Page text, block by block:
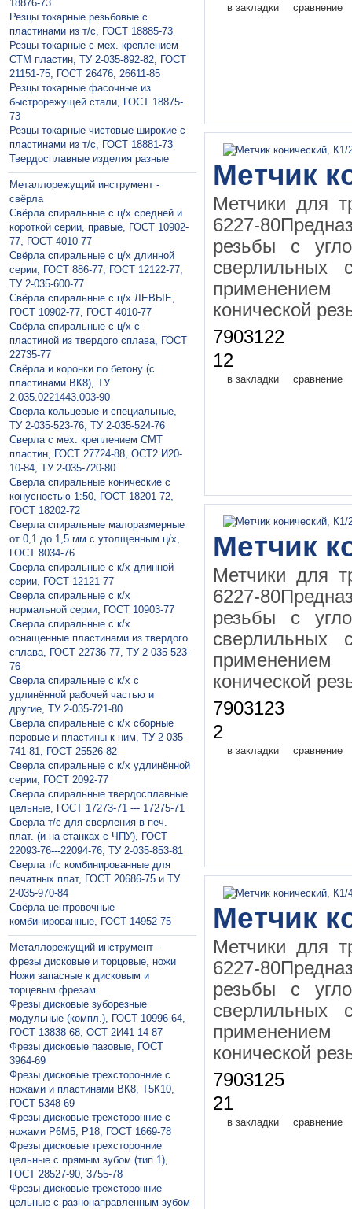
18876-73
Резцы токарные резьбовые с
пластинами из т/с, ГОСТ 18885-73
Резцы токарные с мех. креплением
СТМ пластин, ТУ 2-035-892-82, ГОСТ
21151-75, ГОСТ 26476, 26611-85
Резцы токарные фасочные из
быстрорежущей стали, ГОСТ 18875-
73
Резцы токарные чистовые широкие с
пластинами из т/с, ГОСТ 18881-73
Твердосплавные изделия разные
Металлорежущий инструмент -
свёрла
Свёрла спиральные с ц/х средней и
короткой серии, правые, ГОСТ 10902-
77, ГОСТ 4010-77
Свёрла спиральные с ц/х длинной
серии, ГОСТ 886-77, ГОСТ 12122-77,
ТУ 2-035-600-77
Свёрла спиральные с ц/х ЛЕВЫЕ,
ГОСТ 10902-77, ГОСТ 4010-77
Свёрла спиральные с ц/х с
пластиной из твердого сплава, ГОСТ
22735-77
Свёрла и коронки по бетону (с
пластинами ВК8), ТУ
2.035.0221443.003-90
Сверла кольцевые и специальные,
ТУ 2-035-523-76, ТУ 2-035-524-76
Сверла с мех. креплением СМТ
пластин, ГОСТ 27724-88, ОСТ2 И20-
10-84, ТУ 2-035-720-80
Сверла спиральные конические с
конусностью 1:50, ГОСТ 18201-72,
ГОСТ 18202-72
Сверла спиральные малоразмерные
от 0,1 до 1,5 мм с утолщенным ц/х,
ГОСТ 8034-76
Сверла спиральные с к/х длинной
серии, ГОСТ 12121-77
Сверла спиральные с к/х
нормальной серии, ГОСТ 10903-77
Сверла спиральные с к/х
оснащенные пластинами из твердого
сплава, ГОСТ 22736-77, ТУ 2-035-523-
76
Сверла спиральные с к/х с
удлинённой рабочей частью и
другие, ТУ 2-035-721-80
Сверла спиральные с к/х сборные
перовые и пластины к ним, ТУ 2-035-
741-81, ГОСТ 25526-82
Сверла спиральные с к/х удлинённой
серии, ГОСТ 2092-77
Сверла спиральные твердосплавные
цельные, ГОСТ 17273-71 --- 17275-71
Сверла т/с для сверления в печ.
плат. (и на станках с ЧПУ), ГОСТ
22093-76---22094-76, ТУ 2-035-853-81
Сверла т/с комбинированные для
печатных плат, ГОСТ 20686-75 и ТУ
2-035-970-84
Свёрла центровочные
комбинированные, ГОСТ 14952-75
Металлорежущий инструмент -
фрезы дисковые и торцовые, ножи
Ножи запасные к дисковым и
торцевым фрезам
Фрезы дисковые зуборезные
модульные (компл.), ГОСТ 10996-64,
ГОСТ 13838-68, ОСТ 2И41-14-87
Фрезы дисковые пазовые, ГОСТ
3964-69
Фрезы дисковые трехсторонние с
ножами и пластинами ВК8, Т5К10,
ГОСТ 5348-69
Фрезы дисковые трехсторонние с
ножами Р6М5, Р18, ГОСТ 1669-78
Фрезы дисковые трехсторонние
цельные с прямым зубом (тип 1),
ГОСТ 28527-90, 3755-78
Фрезы дисковые трехсторонние
цельные с разнонаправленным зубом
в закладки сравнение
Метчик
Метчики для
6227-
резьбы с
сверлильных
конической
7903122
12
в закладки сравнение
Метчик
Метчики для
6227-
резьбы с
сверлильных
конической
7903123
2
в закладки сравнение
Метчик
Метчики для
6227-
резьбы с
сверлильных
конической
7903125
21
в закладки сравнение